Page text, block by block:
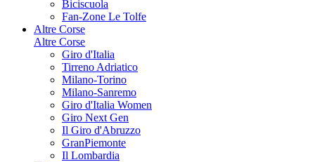
Biciscuola
Fan-Zone Le Tolfe
Altre Corse
Altre Corse
Giro d'Italia
Tirreno Adriatico
Milano-Torino
Milano-Sanremo
Giro d'Italia Women
Giro Next Gen
Il Giro d'Abruzzo
GranPiemonte
Il Lombardia